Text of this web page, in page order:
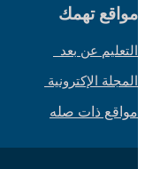
مواقع تهمك
التعليم عن بعد
المجلة الإكترونية
مواقع ذات صله